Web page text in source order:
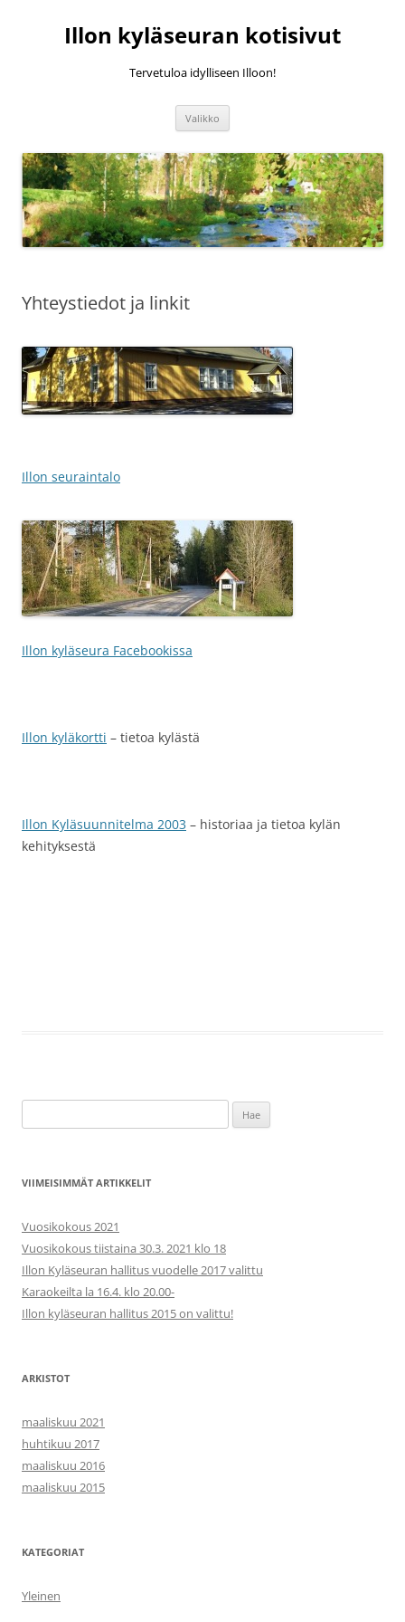
Illon kyläseuran kotisivut
Tervetuloa idylliseen Illoon!
Valikko
Yhteystiedot ja linkit
Illon seuraintalo
Illon kyläseura Facebookissa
Illon kyläkortti – tietoa kylästä
Illon Kyläsuunnitelma 2003 – historiaa ja tietoa kylän
kehityksestä
VIIMEISIMMÄT ARTIKKELIT
Vuosikokous 2021
Vuosikokous tiistaina 30.3. 2021 klo 18
Illon Kyläseuran hallitus vuodelle 2017 valittu
Karaokeilta la 16.4. klo 20.00-
Illon kyläseuran hallitus 2015 on valittu!
ARKISTOT
maaliskuu 2021
huhtikuu 2017
maaliskuu 2016
maaliskuu 2015
KATEGORIAT
Yleinen